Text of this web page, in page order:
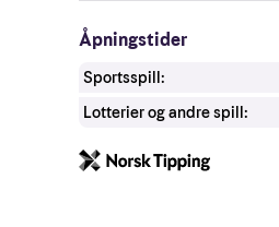
Åpningstider
Sportsspill:
Lotterier og andre spill: